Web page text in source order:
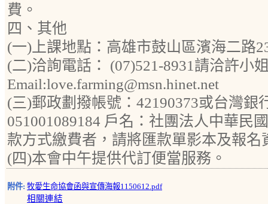
費。
四、其他
(一)上課地點：高雄市鼓山區濱海二路
(二)洽詢電話： (07)521-8931請洽許小
Email:love.farming@msn.hinet.net
(三)郵政劃撥帳號：42190373或台灣銀
051001089184 戶名：社團法人中華民
款方式繳費者，請將匯款單影本及報名
(四)本會中午提供代訂便當服務。
附件: 牧愛生命協會函與宣傳海報1150612.pdf
相關連結